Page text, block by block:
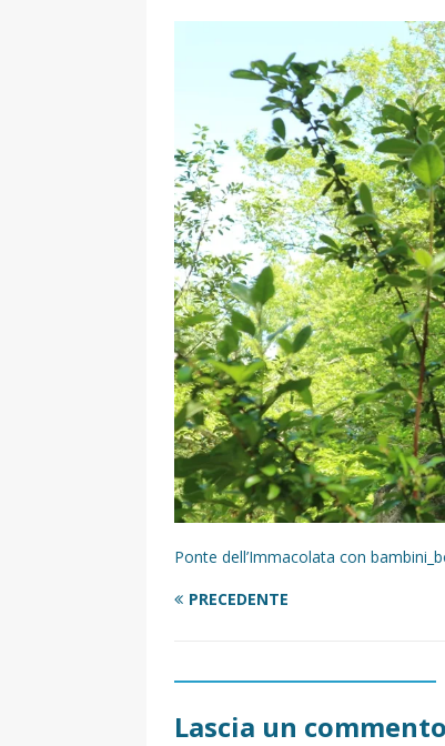
[ 17 Dicembre 2025 ]
UTILI
[ 14 Settembre 2025 ]
PARCHI NATURALI E
[ 2 Aprile 2025 ]
VIAGGI IN SICILIA
[ 17 Settembre 2023 ]
DIDATTICHE
[ 19 Gennaio 2023 ]
VIAGGI IN SICILIA
[ 20 Marzo 2022 ]
VIAGGI IN SICILIA
Ponte dell’Immacolata con
PRECEDENTE
Lascia un commento